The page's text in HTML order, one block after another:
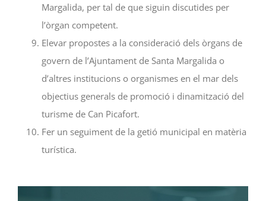
Margalida, per tal de que siguin discutides per
l’òrgan competent.
Elevar propostes a la consideració dels òrgans de
govern de l’Ajuntament de Santa Margalida o
d’altres institucions o organismes en el mar dels
objectius generals de promoció i dinamització del
turisme de Can Picafort.
Fer un seguiment de la getió municipal en matèria
turística.